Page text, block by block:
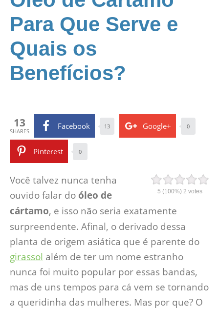
Para Que Serve e
Quais os
Benefícios?
13
SHARES
Facebook 13 Google+ 0
Pinterest 0
5 (100%) 2 votes
Você talvez nunca tenha
ouvido falar do óleo de
cártamo, e isso não seria exatamente
surpreendente. Afinal, o derivado dessa
planta de origem asiática que é parente do
girassol além de ter um nome estranho
nunca foi muito popular por essas bandas,
mas de uns tempos para cá vem se tornando
a queridinha das mulheres. Mas por que? O